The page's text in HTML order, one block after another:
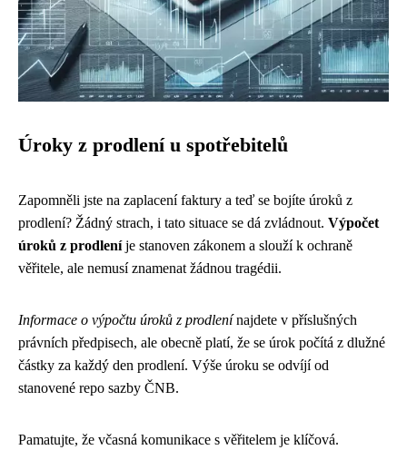
Úroky z prodlení u spotřebitelů
Zapomněli jste na zaplacení faktury a teď se bojíte úroků z
prodlení? Žádný strach, i tato situace se dá zvládnout. Výpočet
úroků z prodleníje stanoven zákonem a slouží k ochraně
věřitele, ale nemusí znamenat žádnou tragédii.
Informace o výpočtu úroků z prodlenínajdete v příslušných
právních předpisech, ale obecně platí, že se úrok počítá z dlužné
částky za každý den prodlení. Výše úroku se odvíjí od
stanovené repo sazby ČNB.
Pamatujte, že včasná komunikace s věřitelem je klíčová.